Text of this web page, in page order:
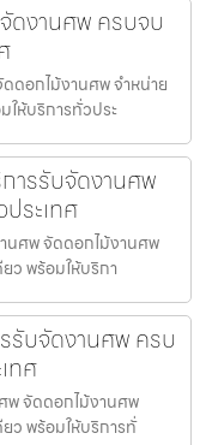
ดงานศพ ครบจบ
ดอกไม้งานศพ จำหน่าย
ให้บริการทั่วประ
ารรับจัดงานศพ
ระเทศ
นศพ จัดดอกไม้งานศพ
ว พร้อมให้บริกา
รับจัดงานศพ ครบ
ทศ
พ จัดดอกไม้งานศพ
ว พร้อมให้บริการทั่